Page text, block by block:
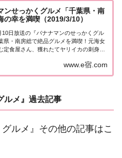
ンせっかくグルメ「千葉県・南
の幸を満喫（2019/3/10）
10日放送の『バナナマンのせっかくグル
県・南房総で絶品グルメを満喫！元海女
定食屋さん、獲れたてヤリイカの刺身＆
おつまみ「クジラ肉」!? 紹介されたお店
千葉県・南房総「せっかくこの町...
www.e宿.com
ルメ』過去記事
ルメ』その他の記事はこ